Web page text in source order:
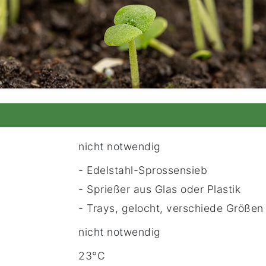
nicht notwendig
- Edelstahl-Sprossensieb
- Sprießer aus Glas oder Plastik
- Trays, gelocht, verschiede
nicht notwendig
23°C